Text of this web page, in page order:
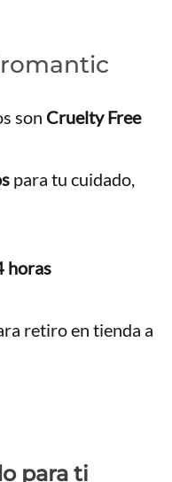
son Cruelty Free
para tu cuidado,
horas
retiro en tienda a
para ti